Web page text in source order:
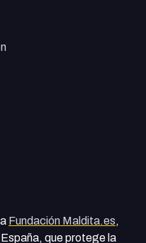
Fundación Maldita.es,
que protege la